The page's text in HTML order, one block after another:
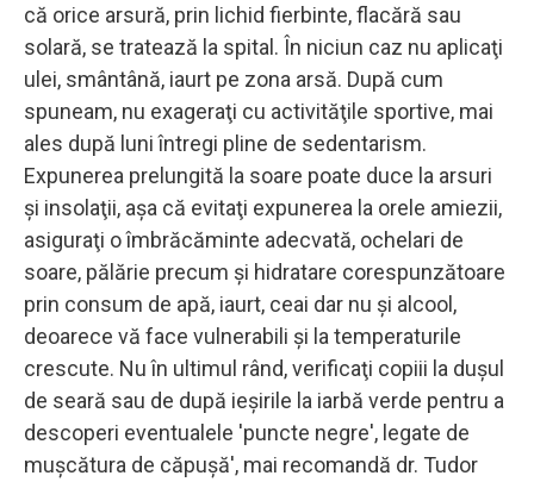
că orice arsură, prin lichid fierbinte, flacără sau
solară, se tratează la spital. În niciun caz nu aplicaţi
ulei, smântână, iaurt pe zona arsă. După cum
spuneam, nu exageraţi cu activităţile sportive, mai
ales după luni întregi pline de sedentarism.
Expunerea prelungită la soare poate duce la arsuri
şi insolaţii, aşa că evitaţi expunerea la orele amiezii,
asiguraţi o îmbrăcăminte adecvată, ochelari de
soare, pălărie precum şi hidratare corespunzătoare
prin consum de apă, iaurt, ceai dar nu şi alcool,
deoarece vă face vulnerabili şi la temperaturile
crescute. Nu în ultimul rând, verificaţi copiii la duşul
de seară sau de după ieşirile la iarbă verde pentru a
descoperi eventualele 'puncte negre', legate de
muşcătura de căpuşă', mai recomandă dr. Tudor